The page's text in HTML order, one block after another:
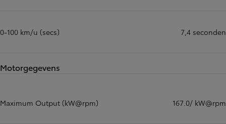
0-100 km/u (secs) 7,4 seconden
Motorgegevens
Maximum Output (kW@rpm) 167.0/ kW@rpm